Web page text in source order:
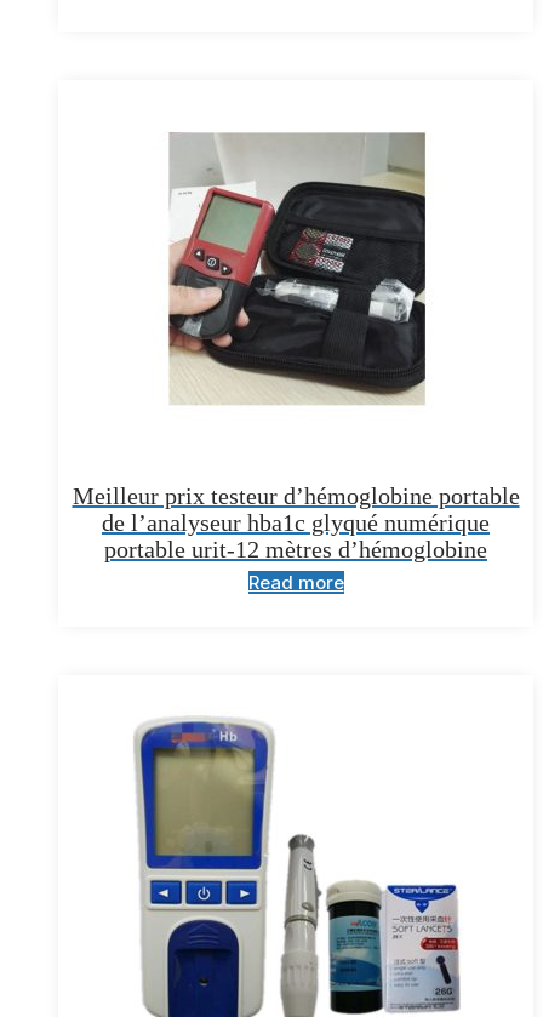
Meilleur prix testeur d’hémoglobine portable
de l’analyseur hba1c glyqué numérique
portable urit-12 mètres d’hémoglobine
Read more